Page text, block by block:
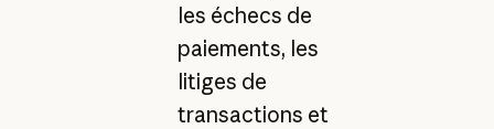
les échecs de
paiements, les
litiges de
transactions et